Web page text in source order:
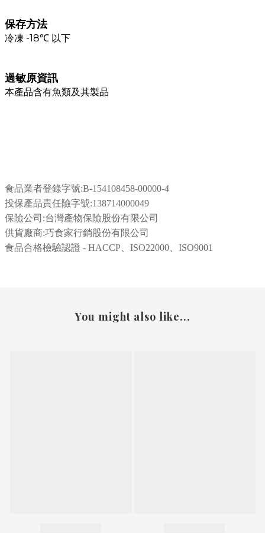
保存方法
冷凍 -18℃ 以下
過敏原資訊
本產品含有魚類及其製品
食品業者登錄字號:B-154108458-00000-4
投保產品責任險字號:138714000049
保險公司:台灣產物保險股份有限公司
供貨廠商:巧食家行銷股份有限公司
食品合格檢驗認證 - HACCP、ISO22000、ISO9001
You might also like...